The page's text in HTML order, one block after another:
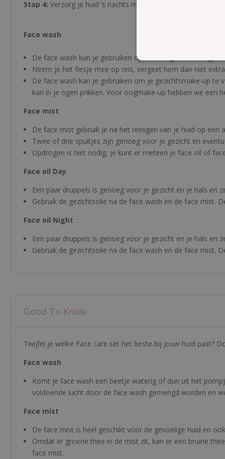
Stap 4: Verzorg je huid ’s nachts met de Face oil Night of de
Face wash
De face wash kun je gebruiken op een droge of vochtige
Neem je het flesje mee op reis, vergeet hem dan niet
De face wash kan je gebruiken om je gezichtsmake-up
kan in je ogen prikken. Voor oogmake-up hebben we een
Face mist
De face mist gebruik je na het reinigen van je huid op een
Twee of drie spuitjes zijn genoeg voor je gezicht en
Opdrogen is niet nodig, je kunt er meteen je face oil of
Face oil Day
Een paar druppels is genoeg voor je gezicht en je hals en
Gebruik de gezichtsolie na de face wash en de face mist.
Face oil Night
Een paar druppels is genoeg voor je gezicht en je hals en
Gebruik de gezichtsolie na de face wash en de face mist.
Good To Know
Twijfel je welke Face care set het beste bij jouw huid past?
Face wash
Komt je face wash een beetje waterig of dun uit het
voldoende lucht door de face wash gemengd worden en
Face mist
De face mist is heel geschikt voor de gevoelige huid en
Omdat er groene thee in de mist zit, kan er een bruine
face mist.